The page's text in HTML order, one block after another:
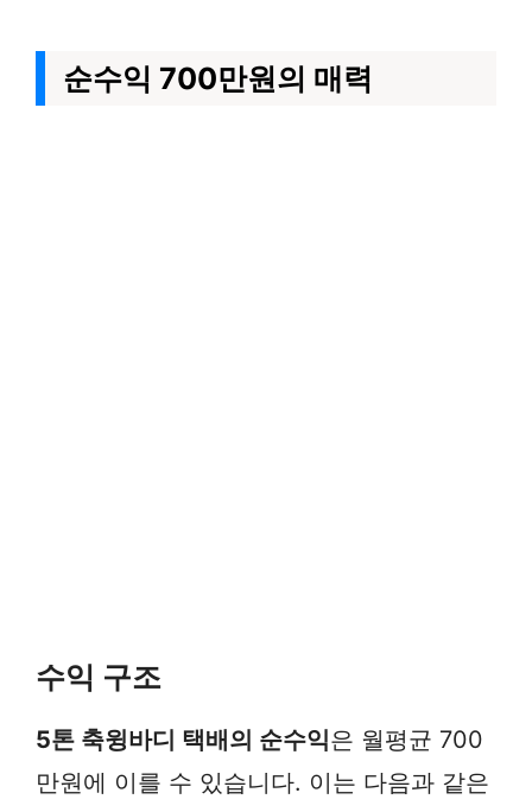
순수익 700만원의 매력
수익 구조
5톤 축윙바디 택배의 순수익은 월평균 700
만원에 이를 수 있습니다. 이는 다음과 같은